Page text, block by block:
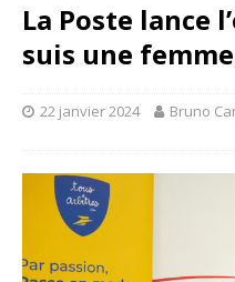
La Poste lance
suis une
22 janvier 2024 Bruno